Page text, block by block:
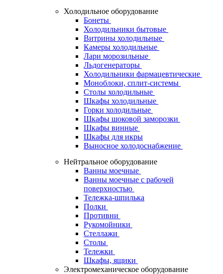
Холодильное оборудование
Бонеты
Холодильники бытовые
Витрины холодильные
Камеры холодильные
Лари морозильные
Льдогенераторы
Холодильники фармацевтические
Моноблоки, сплит-системы
Столы холодильные
Шкафы холодильные
Горки холодильные
Шкафы шоковой заморозки
Шкафы винные
Шкафы для икры
Выносное холодоснабжение
Нейтральное оборудование
Ванны моечные
Ванны моечные с рабочей
поверхностью
Тележка-шпилька
Полки
Противни
Рукомойники
Стеллажи
Столы
Тележки
Шкафы, ящики
Электромеханическое оборудование